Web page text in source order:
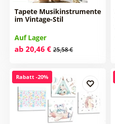
Tapete Musikinstrumente
im Vintage-Stil
Auf Lager
ab 20,46 € 25,58 €
Rabatt -20%